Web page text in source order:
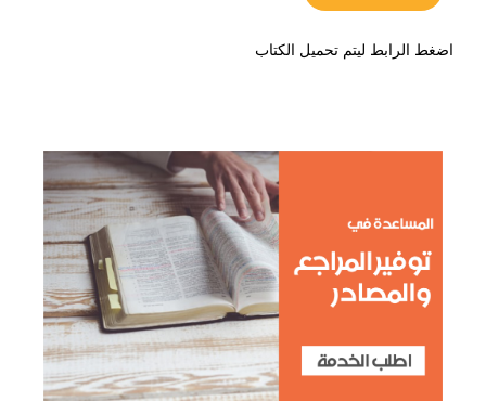
اضغط الرابط ليتم تحميل الكتاب